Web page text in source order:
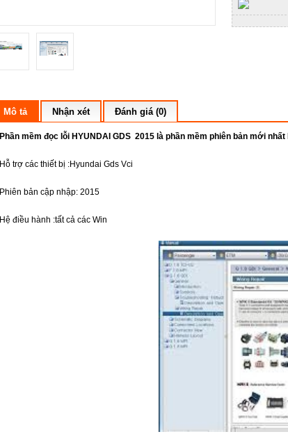
Mô tả Nhận xét Đánh giá (0)
Phần mềm đọc lỗi HYUNDAI GDS 2015 là phần mềm phiên bản mới nhất
Hỗ trợ các thiết bị :Hyundai Gds Vci
Phiên bản cập nhập: 2015
Hệ điều hành :tất cả các Win